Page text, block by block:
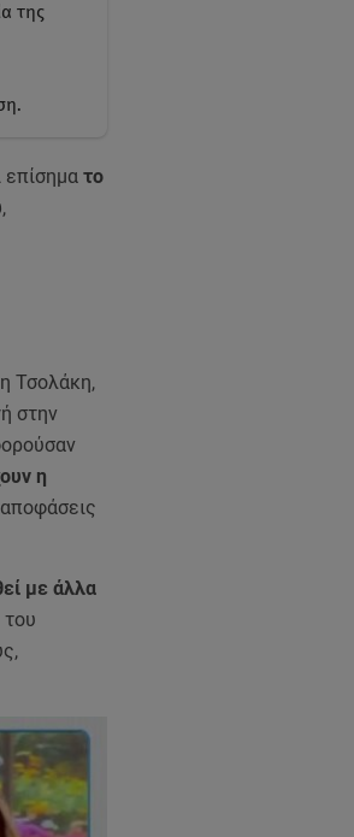
της
επίσημα το
,
Τσολάκη,
στην
η
αποφάσεις
με άλλα